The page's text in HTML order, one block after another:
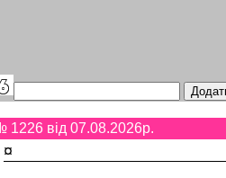
1226 від 07.08.2026p.
¤